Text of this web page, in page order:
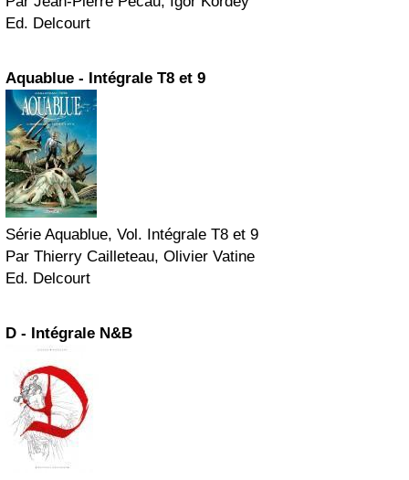
Ed. Delcourt
Aquablue - Intégrale T8 et 9
Série Aquablue, Vol. Intégrale T8 et 9
Par Thierry Cailleteau, Olivier Vatine
Ed. Delcourt
D - Intégrale N&B